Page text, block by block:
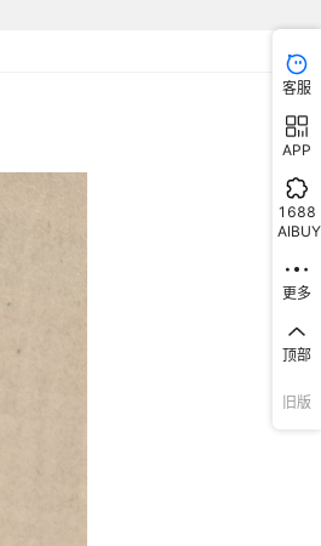
客服
APP
1688
AIBUY
更多
顶部
旧版